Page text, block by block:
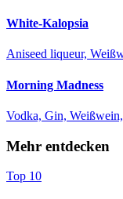
White-Kalopsia
Aniseed liqueur,
Morning Madness
Vodka, Gin,
Mehr entdecken
Top 10